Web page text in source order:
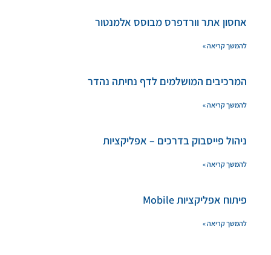
אחסון אתר וורדפרס מבוסס אלמנטור
להמשך קריאה »
המרכיבים המושלמים לדף נחיתה נהדר
להמשך קריאה »
ניהול פייסבוק בדרכים – אפליקציות
להמשך קריאה »
פיתוח אפליקציות Mobile
להמשך קריאה »